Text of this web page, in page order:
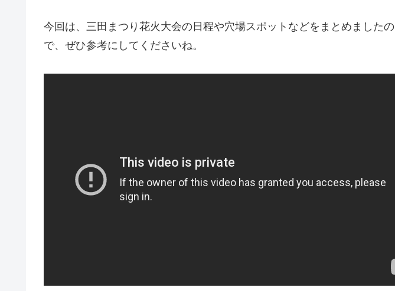
今回は、三田まつり花火大会の日程や穴場スポットなどをまとめましたの
で、ぜひ参考にしてくださいね。